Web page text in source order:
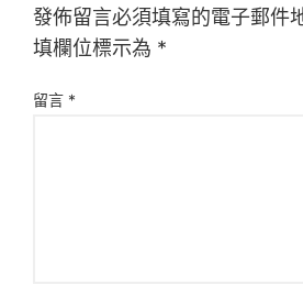
發佈留言必須填寫的電子郵件
填欄位標示為 *
留言 *